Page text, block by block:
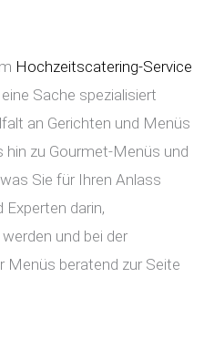
Hochzeitscatering-Service
Sache spezialisiert
an Gerichten und Menüs
hin zu Gourmet-Menüs und
Sie für Ihren Anlass
darin,
und bei der
Menüs beratend zur Seite